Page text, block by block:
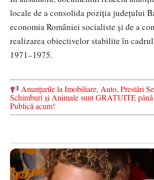
locale de a consolida poziția județului
economia României socialiste și de a
realizarea obiectivelor stabilite în
1971–1975.
Anunțurile la Imobiliare, Auto, Prestări
Schimburi și Animale sunt GRATUITE până
Publică acum!